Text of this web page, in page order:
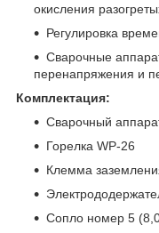
окисления
Регулировка
Сварочные
перенапряжения и
Комплектация:
Сварочный
Горелка WP-26
Клемма
Сопло номер 5